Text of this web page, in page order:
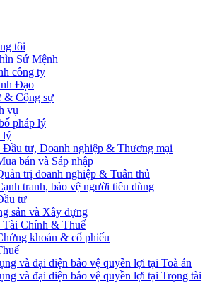
tôi
Sứ Mệnh
công ty
Đạo
& Cộng sự
vụ
pháp lý
lý
Đầu tư, Doanh nghiệp & Thương mại
bán và Sáp nhập
trị doanh nghiệp & Tuân thủ
tranh, bảo vệ người tiêu dùng
tư
sản và Xây dựng
Tài Chính & Thuế
khoán & cổ phiếu
và đại diện bảo vệ quyền lợi tại Toà án
và đại diện bảo vệ quyền lợi tại Trọng tài